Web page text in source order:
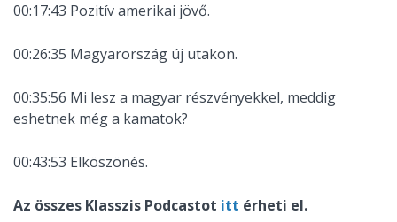
00:17:43 Pozitív amerikai jövő.
00:26:35 Magyarország új utakon.
00:35:56 Mi lesz a magyar részvényekkel, meddig
eshetnek még a kamatok?
00:43:53 Elköszönés.
Az összes Klasszis Podcastot itt érheti el.